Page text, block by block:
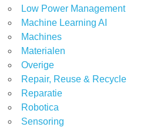
Low Power Management
Machine Learning AI
Machines
Materialen
Overige
Repair, Reuse & Recycle
Reparatie
Robotica
Sensoring